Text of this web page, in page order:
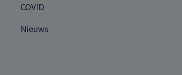
COVID
Nieuws